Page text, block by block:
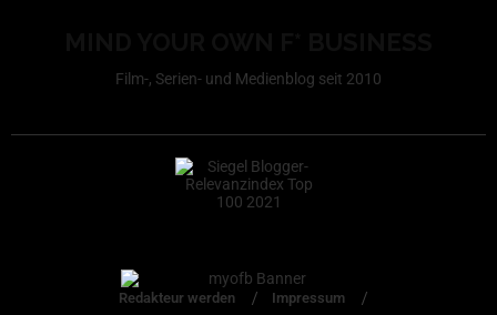
Film-, Serien- und Medienblog seit 2010
Redakteur werden
Impressum